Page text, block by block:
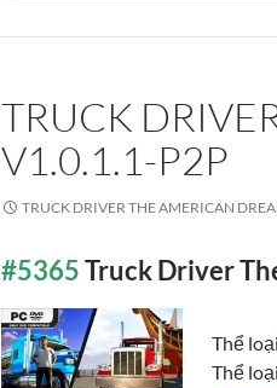
TRUCK
V1.0.1.1-P2P
TRUCK DRIVER THE AMERICAN
#5365Truck Driver
Thể
Thể